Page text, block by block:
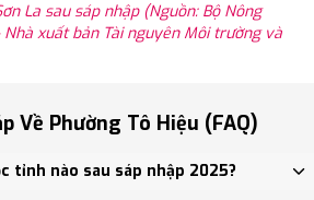
La sau sáp nhập (Nguồn: Bộ Nông
xuất bản Tài nguyên Môi trường và
Về Phường Tô Hiệu (FAQ)
tỉnh nào sau sáp nhập 2025?